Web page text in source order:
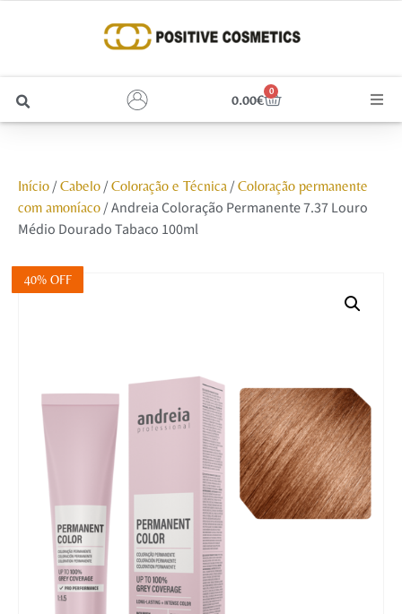
0.00€
0
Unhas
Homem
Rosto
Mobiliário
Início/ Cabelo/ Coloração e Técnica/ Coloração permanente
com amoníaco/ Andreia Coloração Permanente 7.37 Louro
Médio Dourado Tabaco 100ml
40% OFF